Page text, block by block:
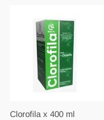
Clorofila x 400 ml